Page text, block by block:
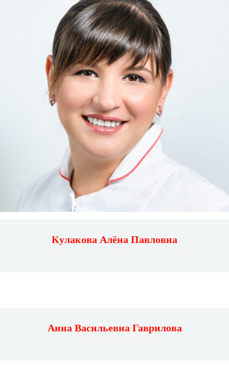
Кулакова Алёна Павловна
Анна Васильевна Гаврилова